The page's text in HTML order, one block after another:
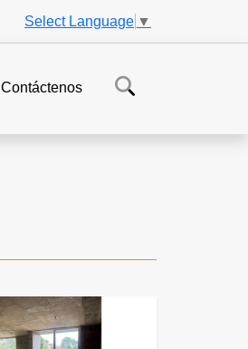
Select Language ▼
Contáctenos